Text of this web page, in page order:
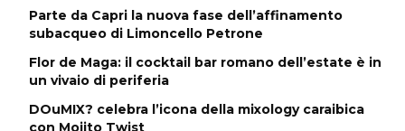
Parte da Capri la nuova fase dell’affinamento
subacqueo di Limoncello Petrone
Flor de Maga: il cocktail bar romano dell’estate è in
un vivaio di periferia
DOuMIX? celebra l’icona della mixology caraibica
con Mojito Twist